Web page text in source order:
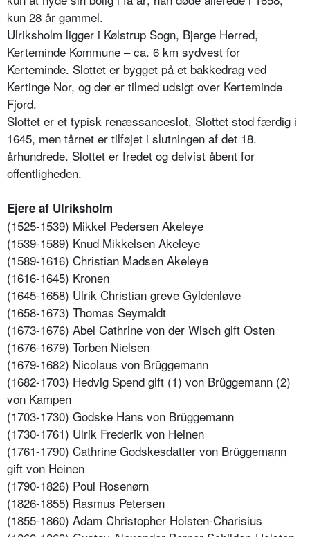
kun 28 år gammel.
Ulriksholm ligger i Kølstrup Sogn, Bjerge Herred,
Kerteminde Kommune – ca. 6 km sydvest for
Kerteminde. Slottet er bygget på et bakkedrag ved
Kertinge Nor, og der er tilmed udsigt over Kerteminde
Fjord.
Slottet er et typisk renæssanceslot. Slottet stod færdig i
1645, men tårnet er tilføjet i slutningen af det 18.
århundrede. Slottet er fredet og delvist åbent for
offentligheden.
Ejere af Ulriksholm
(1525-1539) Mikkel Pedersen Akeleye
(1539-1589) Knud Mikkelsen Akeleye
(1589-1616) Christian Madsen Akeleye
(1616-1645) Kronen
(1645-1658) Ulrik Christian greve Gyldenløve
(1658-1673) Thomas Seymaldt
(1673-1676) Abel Cathrine von der Wisch gift Osten
(1676-1679) Torben Nielsen
(1679-1682) Nicolaus von Brüggemann
(1682-1703) Hedvig Spend gift (1) von Brüggemann (2)
von Kampen
(1703-1730) Godske Hans von Brüggemann
(1730-1761) Ulrik Frederik von Heinen
(1761-1790) Cathrine Godskesdatter von Brüggemann
gift von Heinen
(1790-1826) Poul Rosenørn
(1826-1855) Rasmus Petersen
(1855-1860) Adam Christopher Holsten-Charisius